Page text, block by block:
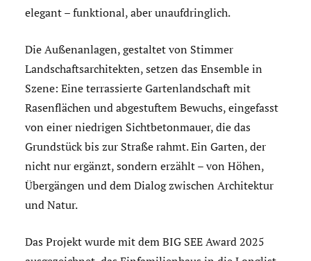
elegant – funktional, aber unaufdringlich.
Die Außenanlagen, gestaltet von Stimmer
Landschaftsarchitekten, setzen das Ensemble in
Szene: Eine terrassierte Gartenlandschaft mit
Rasenflächen und abgestuftem Bewuchs, eingefasst
von einer niedrigen Sichtbetonmauer, die das
Grundstück bis zur Straße rahmt. Ein Garten, der
nicht nur ergänzt, sondern erzählt – von Höhen,
Übergängen und dem Dialog zwischen Architektur
und Natur.
Das Projekt wurde mit dem BIG SEE Award 2025